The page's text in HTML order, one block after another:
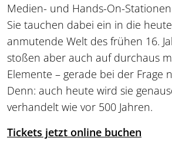
Medien- und Hands-On-
Sie tauchen dabei ein in die
anmutende Welt des frühen 16.
stoßen aber auch auf durchaus
Elemente – gerade bei der Frage
Denn: auch heute wird sie
verhandelt wie vor 500 Jahren.
Tickets jetzt online buchen